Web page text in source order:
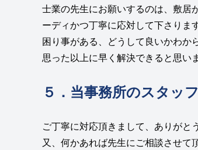
士業の先生にお願いするのは、敷居
ーディかつ丁寧に応対して下さります
困り事がある、どうして良いかわか
思った以上に早く解決できると思い
５．当事務所のスタッ
ご丁寧に対応頂きまして、ありがと
又、何かあれば先生にご相談させて